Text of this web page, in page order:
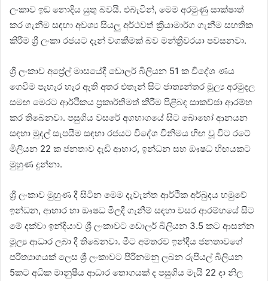
ලංකාව ඉඩ නොදිය යුතු බවයි. එබැවින්, මෙම අරමුණු සාක්ෂාත්
කර ගැනීම සඳහා අවශ්‍ය සියලු අර්ථවත් ක්‍රියාමාර්ග ගැනීම සහතික
කිරීම ශ්‍රී ලංකා රජයට දැන් වගකීමක් බව මන්ත්‍රීවරයා පවසනවා.
ශ්‍රී ලංකාව අප්‍රේල් මාසයේදී ඩොලර් බිලියන 51 ක විදේශ ණය
ගෙවීම පැහැර හැර ඇති අතර එතැන් සිට ජාත්‍යන්තර මූල්‍ය අරමුදල
සමඟ මෙරට ආර්ථිකය ප්‍රකෘර්තිමත් කිරීම පිළිබඳ සාකච්ඡා ආරම්භ
කර තිබෙනවා. පසුගිය වසරේ අගභාගයේ සිට බොහෝ ආනයන
සඳහා මුදල් සැපයීම සඳහා රජයට විදේශ විනිමය හිඟ වූ විට රටේ
මිලියන 22 ක ජනතාව දැඩි ආහාර, ඉන්ධන සහ ඖෂධ හිඟයකට
මුහුණ දුන්නා.
ශ්‍රී ලංකාව මුහුණ දී සිටින මෙම දැවැන්ත ආර්ථික අර්බුදය හමුවේ
ඉන්ධන, ආහාර හා ඖෂධ මිලදී ගැනීම් සඳහා වසර ආරම්භයේ සිට
මේ දක්වා ඉන්දියාව ශ්‍රී ලංකාවට ඩොලර් බිලියන 3.5 කට ආසන්න
මූල්‍ය ආධාර ලබා දී තිබෙනවා. මීට අමතරව ඉන්දීය ජනතාවගේ
පරිත්‍යාගයක් ලෙස ශ්‍රී ලංකාවට පිරිනමනු ලබන රුපියල් බිලියන
5කට අධික මානුෂීය ආධාර තොගයක් ද පසුගිය මැයි 22 දා නිල